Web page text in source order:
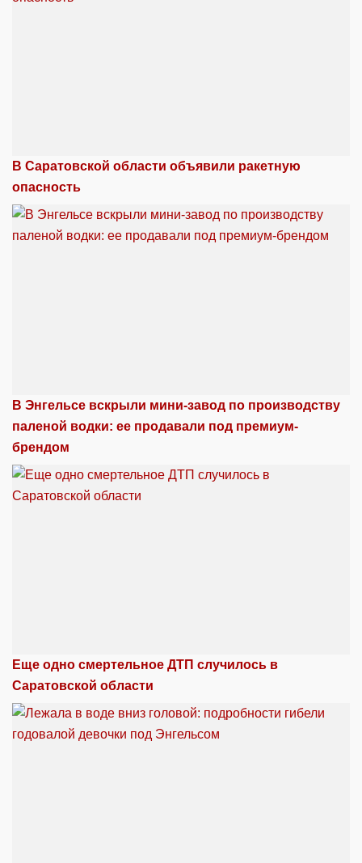
В Саратовской области объявили ракетную
опасность
В Энгельсе вскрыли мини-завод по производству
паленой водки: ее продавали под премиум-
брендом
Еще одно смертельное ДТП случилось в
Саратовской области